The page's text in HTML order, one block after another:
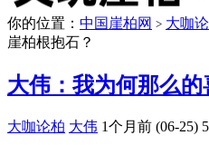
你的位置： 中国崖柏网 > 大咖
崖柏根抱石？
大伟：我为何那么的
大咖论柏 大伟 1个月前 (06-25)